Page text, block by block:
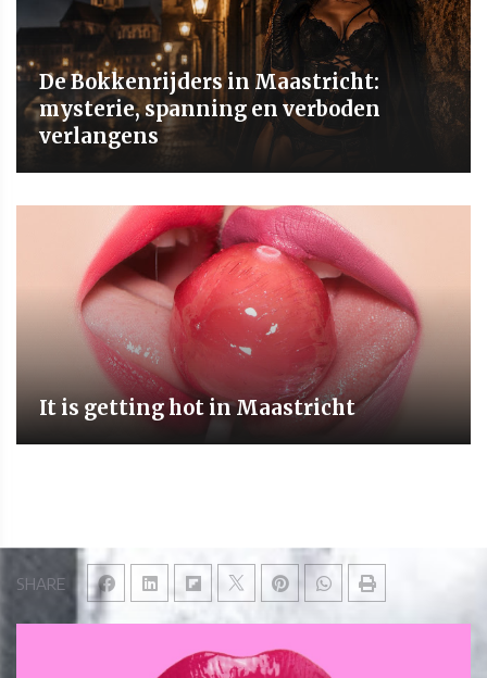
SHARE
De Bokkenrijders in Maastricht:
mysterie, spanning en verboden
verlangens
It is getting hot in Maastricht